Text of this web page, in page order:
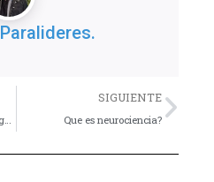
Paralideres.
ESTUDIO BÍBLICO – El Evangelio según los Simpsons – Lección 8
SIGUIENTE
Que es neurociencia?